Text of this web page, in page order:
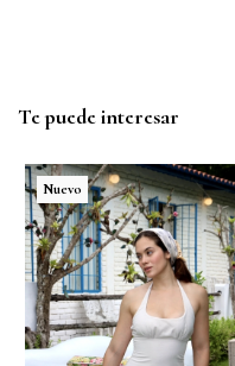
Te puede interesar
Nuevo